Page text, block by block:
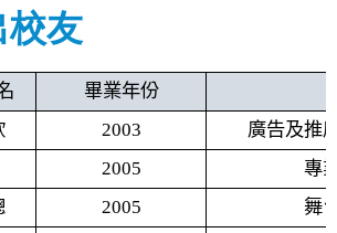
友
畢業年份
2003
廣告及推
2005
專
2005
舞